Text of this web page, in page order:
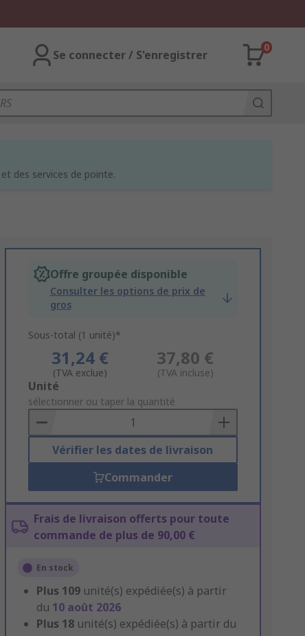
Se connecter / S'enregistrer
0
des services de pointe.
Offre groupée disponible
Consulter les options de prix de
gros
Sous-total (1 unité)*
31,24 €
(TVA exclue)
37,80 €
(TVA incluse)
Add
to
Basket
Unité
sélectionner ou taper la quantité
Vérifier les dates de livraison
Commander
Frais de livraison offerts pour toute
commande de plus de 90,00 €
En stock
Plus 109 unité(s) expédiée(s) à partir
du 10 août 2026
Plus 18 unité(s) expédiée(s) à partir du